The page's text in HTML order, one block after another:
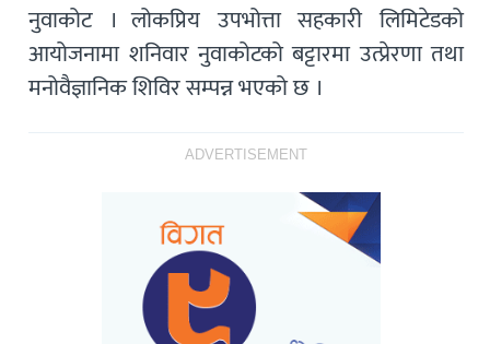
नुवाकोट । लोकप्रिय उपभोत्ता सहकारी लिमिटेडको
आयोजनामा शनिवार नुवाकोटको बट्टारमा उत्प्रेरणा तथा
मनोवैज्ञानिक शिविर सम्पन्न भएको छ ।
ADVERTISEMENT